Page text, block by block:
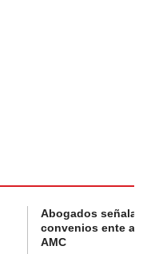
Abogados
convenios ente
AMC